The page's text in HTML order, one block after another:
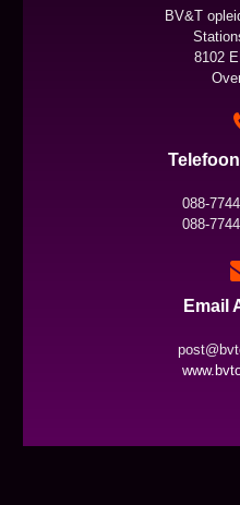
BV&T
8102
088-
088-
Email